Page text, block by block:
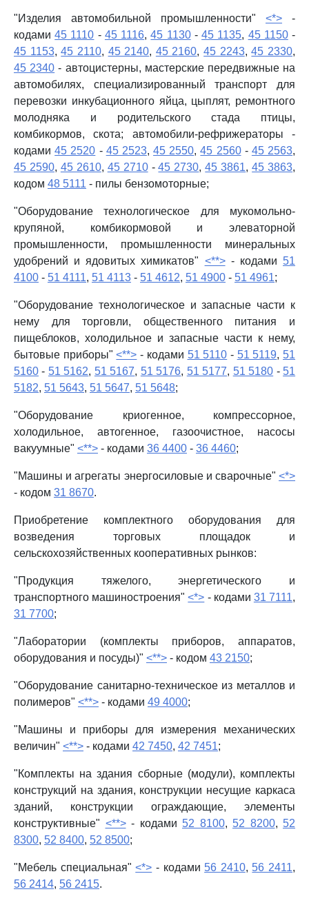
"Изделия автомобильной промышленности" <*> -
кодами45 1110 - 45 1116,45 1130-45 1135, 45 1150-
45 1153,45 2110, 45 2140, 45 2160,45 2243,45 2330,
45 2340 - автоцистерны, мастерские передвижные на
автомобилях, специализированный транспорт для
перевозки инкубационного яйца, цыплят, ремонтного
молодняка и родительского стада птицы,
комбикормов, скота; автомобили-рефрижераторы -
кодами45 2520 - 45 2523,45 2550,45 2560- 45 2563,
45 2590, 45 2610, 45 2710-45 2730,45 3861,45 3863,
кодом 48 5111 - пилы бензомоторные;
"Оборудование технологическое для мукомольно-
крупяной, комбикормовой и элеваторной
промышленности, промышленности минеральных
удобрений и ядовитых химикатов" <**>- кодами 51
4100 - 51 4111, 51 4113 - 51 4612, 51 4900 - 51 4961;
"Оборудование технологическое и запасные части к
нему для торговли, общественного питания и
пищеблоков, холодильное и запасные части к нему,
бытовые приборы"<**> - кодами 51 5110 - 51 5119, 51
5160 - 51 5162, 51 5167, 51 5176, 51 5177, 51 5180 - 51
5182, 51 5643, 51 5647, 51 5648;
"Оборудование криогенное, компрессорное,
холодильное, автогенное, газоочистное, насосы
вакуумные" <**> - кодами 36 4400 - 36 4460;
"Машины и агрегаты энергосиловые и сварочные" <*>
- кодом 31 8670.
Приобретение комплектного оборудования для
возведения торговых площадок и
сельскохозяйственных кооперативных рынков:
"Продукция тяжелого, энергетического и
транспортного машиностроения"<*> - кодами 31 7111,
31 7700;
"Лаборатории (комплекты приборов, аппаратов,
оборудования и посуды)" <**> - кодом 43 2150;
"Оборудование санитарно-техническое из металлов и
полимеров" <**> - кодами 49 4000;
"Машины и приборы для измерения механических
величин" <**> - кодами 42 7450, 42 7451;
"Комплекты на здания сборные (модули), комплекты
конструкций на здания, конструкции несущие каркаса
зданий, конструкции ограждающие, элементы
конструктивные" <**>- кодами 52 8100, 52 8200, 52
8300, 52 8400, 52 8500;
"Мебель специальная"<*> - кодами 56 2410, 56 2411,
56 2414, 56 2415.